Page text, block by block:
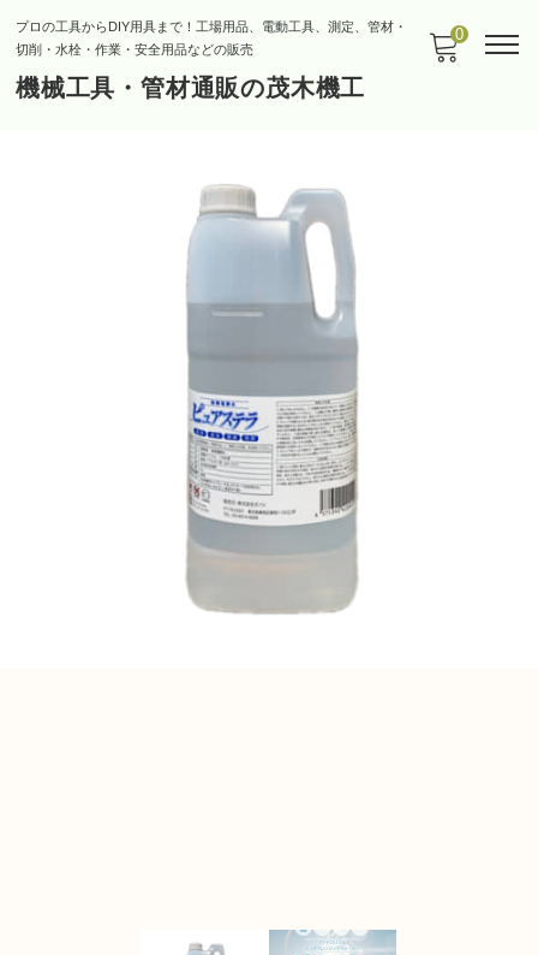
プロの工具からDIY用具まで！工場用品、電動工具、測定、管材・
切削・水栓・作業・安全用品などの販売
機械工具・管材通販の茂木機工
0